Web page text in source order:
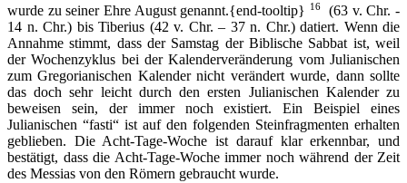
wurde zu seiner Ehre August genannt.{end-tooltip}
16(63 v. Chr. -
14 n. Chr.) bis Tiberius (42 v. Chr. – 37 n. Chr.) datiert. Wenn die
Annahme stimmt, dass der Samstag der Biblische Sabbat ist, weil
der Wochenzyklus bei der Kalenderveränderung vom Julianischen
zum Gregorianischen Kalender nicht verändert wurde, dann sollte
das doch sehr leicht durch den ersten Julianischen Kalender zu
beweisen sein, der immer noch existiert. Ein Beispiel eines
Julianischen “fasti“ ist auf den folgenden Steinfragmenten erhalten
geblieben. Die Acht-Tage-Woche ist darauf klar erkennbar, und
bestätigt, dass die Acht-Tage-Woche immer noch während der Zeit
des Messias von den Römern gebraucht wurde.